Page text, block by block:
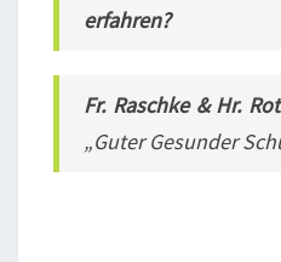
erfahren?
Fr. Raschke & Hr.
„Guter Gesunder